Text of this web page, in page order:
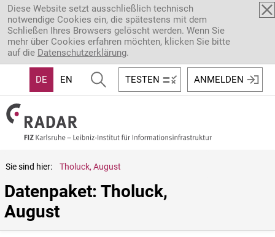
Direkt zum Inhalt
Diese Website setzt ausschließlich technisch
notwendige Cookies ein, die spätestens mit dem
Schließen Ihres Browsers gelöscht werden. Wenn Sie
mehr über Cookies erfahren möchten, klicken Sie bitte
auf die Datenschutzerklärung.
DE EN TESTEN ANMELDEN
Sie sind hier: Tholuck, August
Datenpaket: Tholuck,
August